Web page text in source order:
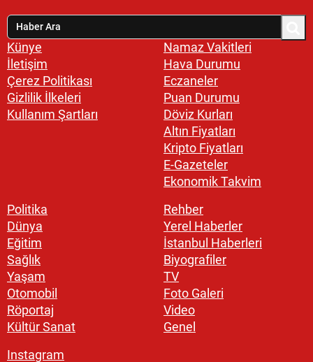
Künye
İletişim
Çerez Politikası
Gizlilik İlkeleri
Kullanım Şartları
Namaz Vakitleri
Hava Durumu
Eczaneler
Puan Durumu
Döviz Kurları
Altın Fiyatları
Kripto Fiyatları
E-Gazeteler
Ekonomik Takvim
Politika
Dünya
Eğitim
Sağlık
Yaşam
Otomobil
Röportaj
Kültür Sanat
Rehber
Yerel Haberler
İstanbul Haberleri
Biyografiler
TV
Foto Galeri
Video
Genel
Instagram